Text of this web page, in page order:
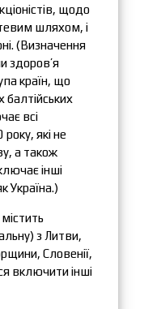
щодо
шляхом, і
(Визначення
здоров’я
країн, що
балтійських
всі
які не
а також
інші
Україна.)
з Литви,
Словенії,
включити інші